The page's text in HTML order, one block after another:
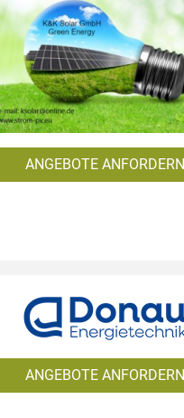
ANGEBOTE ANFORDERN
ANGEBOTE ANFORDERN